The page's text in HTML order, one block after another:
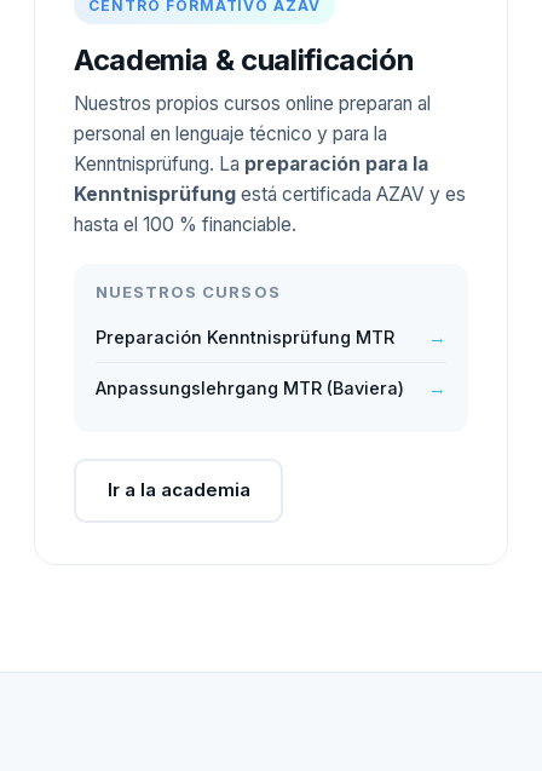
CENTRO FORMATIVO AZAV
Academia & cualificación
Nuestros propios cursos online preparan al
personal en lenguaje técnico y para la
Kenntnisprüfung. La preparación para la
Kenntnisprüfung está certificada AZAV y es
hasta el 100 % financiable.
NUESTROS CURSOS
Preparación Kenntnisprüfung MTR →
Anpassungslehrgang MTR (Baviera) →
Ir a la academia